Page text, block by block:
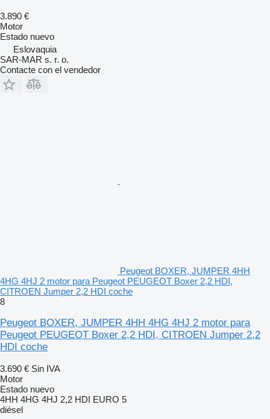
3.890 €
Motor
Estado nuevo
Eslovaquia
SAR-MAR s. r. o.
Contacte con el vendedor
Peugeot BOXER, JUMPER 4HH
4HG 4HJ 2 motor para Peugeot PEUGEOT Boxer 2,2 HDI,
CITROEN Jumper 2,2 HDI coche
8
Peugeot BOXER, JUMPER 4HH 4HG 4HJ 2 motor para
Peugeot PEUGEOT Boxer 2,2 HDI, CITROEN Jumper 2,2
HDI coche
3.690 € Sin IVA
Motor
Estado nuevo
4HH 4HG 4HJ 2,2 HDI EURO 5
diésel